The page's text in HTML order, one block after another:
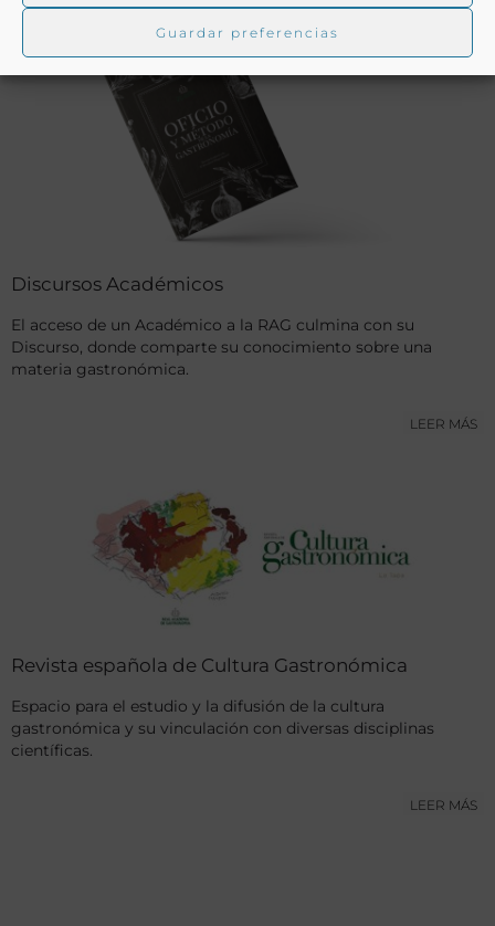
Guardar preferencias
Discursos Académicos
El acceso de un Académico a la RAG culmina con su
Discurso, donde comparte su conocimiento sobre una
materia gastronómica.
LEER MÁS
Revista española de Cultura Gastronómica
Espacio para el estudio y la difusión de la cultura
gastronómica y su vinculación con diversas disciplinas
científicas.
LEER MÁS